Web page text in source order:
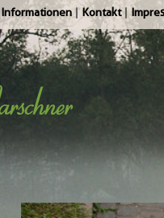
Informationen Kontakt